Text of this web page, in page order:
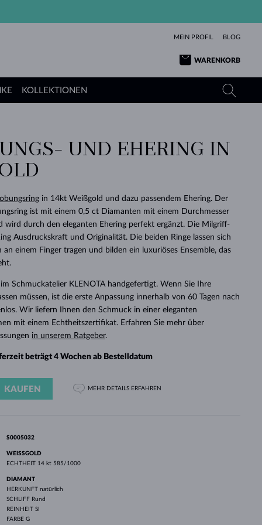
MEIN PROFIL BLOG
WARENKORB
RICHTIGEN
DURCHSEHEN
LIEBE
DURCHSEHEN
GELBGOLD
ROSÉGOLD
ANGEBOT
DURCHSEHEN
TANSANITE
TOPASE
MOLDAVITE
BABY-OHRRINGE
HOCHZEITSOHRRINGE
SCHÖN
DURCHSEHEN
TURMALINE
MOLDAVITE
MINERALKETTEN
PERLEN ANHÄNGER
WEISSGOLD
GELBGOLD
SIMPLEN
DINGE
DURCHSEHEN
ARMBÄNDER
DURCHSEHEN
PERLEN
DURCHSEHEN
SAPHIRE
SMARAGDE
MINERALIEN
HOCHZEITSSCHMUCK
GELBGOLD
KLENOTA
DURCHSEHEN
SCHENKEN
DURCHSEHEN
KOLLEKTIONEN
KOLLEKTIONEN
DURCHSEHEN
UND EHERING IN
in 14kt Weißgold und dazu passendem Ehering. Der
ist mit einem 0,5 ct Diamanten mit einem Durchmesser
wird durch den eleganten Ehering perfekt ergänzt. Die Milgriff-
Ausdruckskraft und Originalität. Die beiden Ringe lassen sich
einem Finger tragen und bilden ein luxuriöses Ensemble, das
Schmuckatelier KLENOTA handgefertigt. Wenn Sie Ihre
müssen, ist die erste Anpassung innerhalb von 60 Tagen nach
Wir liefern Ihnen den Schmuck in einer eleganten
mit einem Echtheitszertifikat. Erfahren Sie mehr über
in unserem Ratgeber.
beträgt 4 Wochen ab Bestelldatum
KAUFEN MEHR DETAILS ERFAHREN
S0005032
WEISSGOLD
ECHTHEIT 14 kt 585/1000
DIAMANT
HERKUNFT natürlich
SCHLIFF Rund
REINHEIT SI
FARBE G